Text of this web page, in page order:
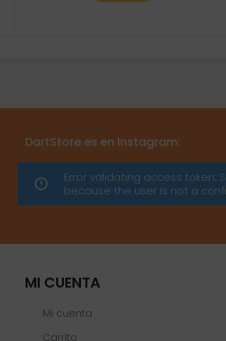
DartStore.es en Instagram:
Error validating access token:
because the user is not a
MI CUENTA
Mi cuenta
Carrito